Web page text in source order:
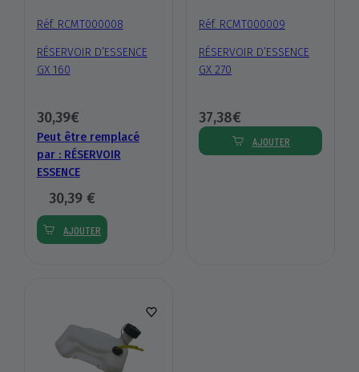
Réf. RCMT000008
RÉSERVOIR D’ESSENCE
GX 160
30,39€
Peut être remplacé
par : RÉSERVOIR
ESSENCE
30,39 €
AJOUTER
Réf. RCMT000009
RÉSERVOIR D’ESSENCE
GX 270
37,38€
AJOUTER